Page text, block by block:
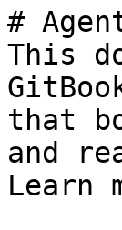
#
This
that
and
Learn